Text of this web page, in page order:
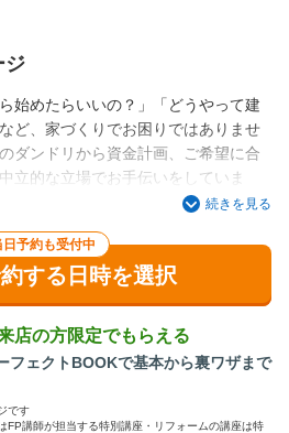
ジ
始めたらいいの？」「どうやって建
ど、家づくりでお困りではありませ
ダンドリから資金計画、ご希望に合
立的な立場でお手伝いをしていま
お買い物。後悔しない満足のいくお
緒に二人三脚で、家づくりのお手伝
。
しくださいね。
、具体的な検討を始めた後でも、ご
したらぜひご相談ください！
ております。平日がお休みの方や奥
です。
続きを見る
日予約も受付中
する日時を選択
店の方限定でもらえる
フェクトBOOKで基本から裏ワザまで
です
FP講師が担当する特別講座・リフォームの講座は特